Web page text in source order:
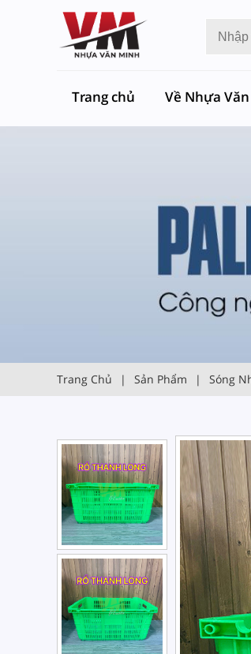
Trang chủ Về Nhựa
Trang Chủ | Sản Phẩm | Sóng